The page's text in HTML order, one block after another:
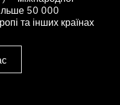
50 000
та інших країнах